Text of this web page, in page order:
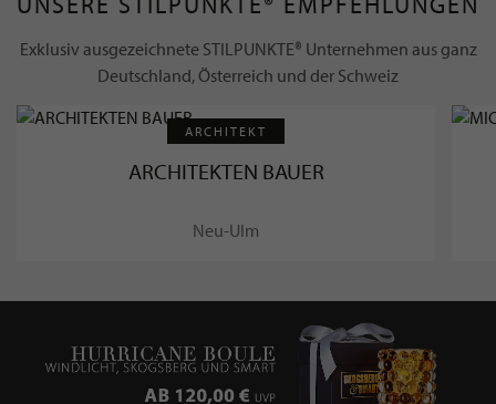
Exklusiv ausgezeichnete STILPUNKTE® Unternehmen aus ganz
Deutschland, Österreich und der Schweiz
ARCHITEKT
ARCHITEKTEN BAUER
Neu-Ulm